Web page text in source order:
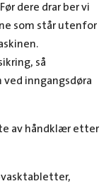
dere drar ber vi
som står utenfor
så
inngangsdøra
av håndklær etter